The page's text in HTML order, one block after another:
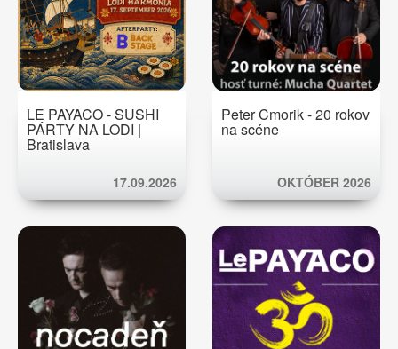
LE PAYACO - SUSHI
PÁRTY NA LODI |
Bratislava
17.09.2026
Peter Cmorik - 20 rokov
na scéne
OKTÓBER 2026